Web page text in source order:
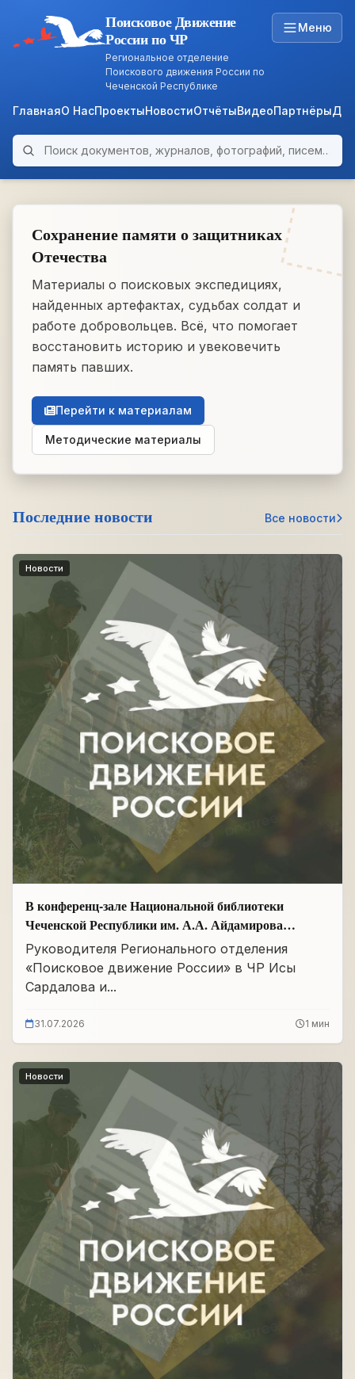
ARCHIVE
Поисковое Движение
России по ЧР
Региональное отделение
Поискового движения России по
Чеченской Республике
Меню
ГлавнаяО НасПроектыНовостиОтчётыВидеоПартнёры
Поиск по архиву
Сохранение памяти о защитниках
Отечества
Материалы о поисковых экспедициях,
найденных артефактах, судьбах солдат и
работе добровольцев. Всё, что помогает
восстановить историю и увековечить
память павших.
Перейти к материалам
Методические материалы
Последние новости Все новости
Новости
В конференц-зале Национальной библиотеки
Чеченской Республики им. А.А. Айдамирова
прошло заседание
Руководителя Регионального отделения
«Поисковое движение России» в ЧР Исы
Сардалова и...
31.07.2026 1 мин
Новости